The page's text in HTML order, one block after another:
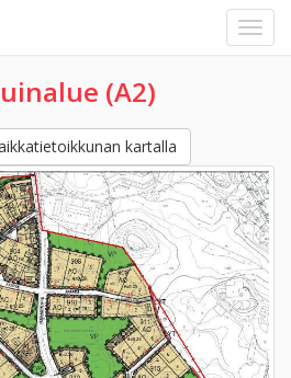
(A2)
kartalla